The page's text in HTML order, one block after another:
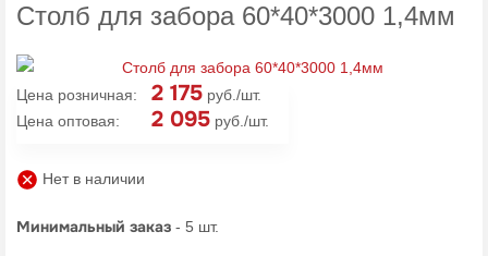
Столб для забора 60*40*3000 1,4мм
Цена розничная: 2 175 руб./шт.
Цена оптовая:
2 095 руб./шт.
Нет в наличии
Минимальный заказ - 5 шт.